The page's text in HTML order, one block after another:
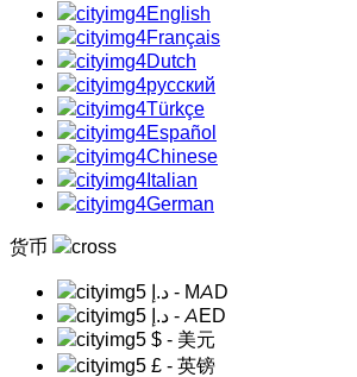
English
Français
Dutch
русский
Türkçe
Español
Chinese
Italian
German
货币
د.إ - MAD
د.إ - AED
$ - 美元
£ - 英镑